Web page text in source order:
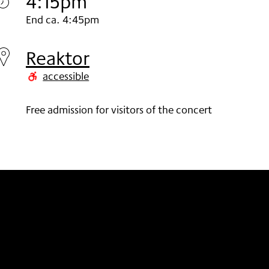
End ca. 4:45pm
Reaktor
accessible
Free admission for visitors of the concert